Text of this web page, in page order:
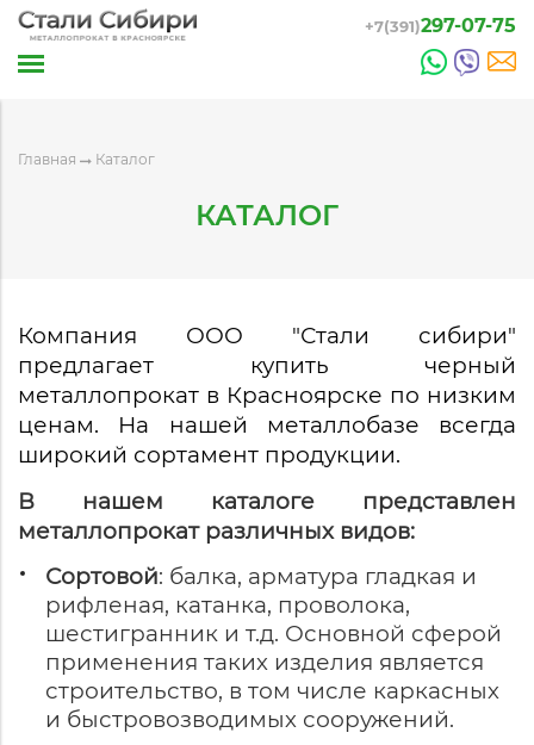
+7(391)297-07-75
Главная Каталог
КАТАЛОГ
Компания ООО "Стали сибири"
предлагает купить черный
металлопрокат в Красноярске по низким
ценам. На нашей металлобазе всегда
широкий сортамент продукции.
В нашем каталоге представлен
металлопрокат различных видов:
Сортовой: балка, арматура гладкая и
рифленая, катанка, проволока,
шестигранник и т.д. Основной сферой
применения таких изделия является
строительство, в том числе каркасных
и быстровозводимых сооружений.